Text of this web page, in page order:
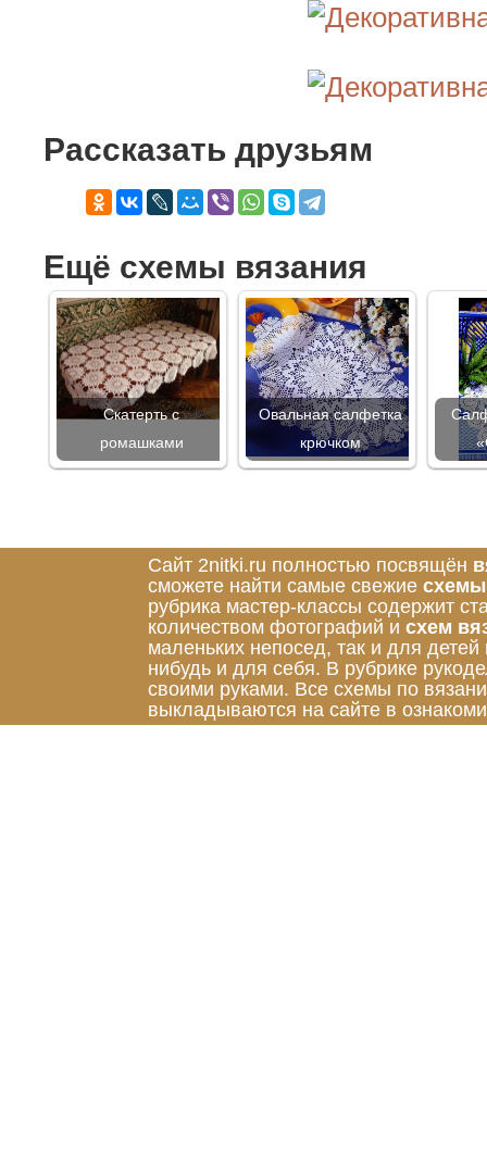
Рассказать друзьям
Ещё схемы вязания
Скатерть с
ромашками
Овальная салфетка
крючком
Сайт 2nitki.ru полностью посвящён
сможете найти самые свежие схемы
рубрика мастер-классы содержит
количеством фотографий и схем
маленьких непосед, так и для
нибудь и для себя. В рубрике
своими руками. Все схемы по
выкладываются на сайте в